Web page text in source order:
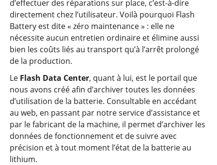
d’effectuer des réparations sur place, c’est-à-dire
directement chez l’utilisateur. Voilà pourquoi Flash
Battery est dite « zéro maintenance » : elle ne
nécessite aucun entretien ordinaire et élimine aussi
bien les coûts liés au transport qu’à l’arrêt prolongé
de la production.
Le Flash Data Center, quant à lui, est le portail que
nous avons créé afin d’archiver toutes les données
d’utilisation de la batterie. Consultable en accédant
au web, en passant par notre service d’assistance et
par le fabricant de la machine, il permet d’archiver les
données de fonctionnement et de suivre avec
précision et à tout moment l’état de la batterie au
lithium.